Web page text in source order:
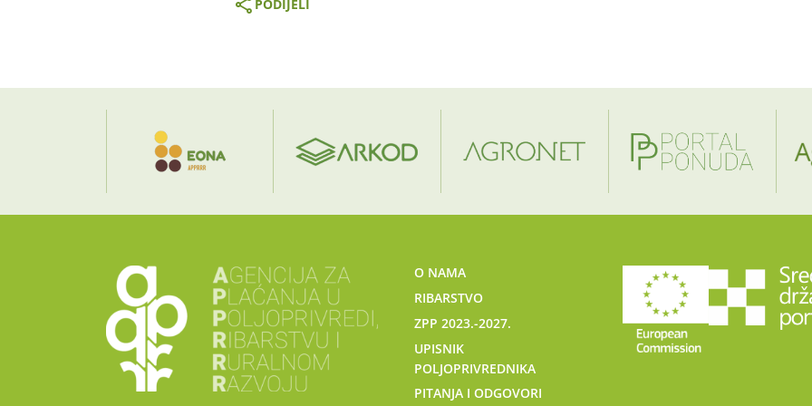
PODIJELI
O NAMA
RIBARSTVO
ZPP 2023.-2027.
UPISNIK
POLJOPRIVREDNIKA
PITANJA I ODGOVORI